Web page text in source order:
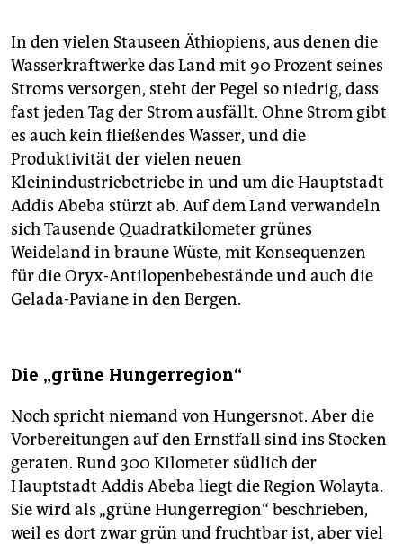
In den vielen Stauseen Äthiopiens, aus denen die
Wasserkraftwerke das Land mit 90 Prozent seines
Stroms versorgen, steht der Pegel so niedrig, dass
fast jeden Tag der Strom ausfällt. Ohne Strom gibt
es auch kein fließendes Wasser, und die
Produktivität der vielen neuen
Kleinindustriebetriebe in und um die Hauptstadt
Addis Abeba stürzt ab. Auf dem Land verwandeln
sich Tausende Quadratkilometer grünes
Weideland in braune Wüste, mit Konsequenzen
für die Oryx-Antilopenbebestände und auch die
Gelada-Paviane in den Bergen.
Die „grüne Hungerregion“
Noch spricht niemand von Hungersnot. Aber die
Vorbereitungen auf den Ernstfall sind ins Stocken
geraten. Rund 300 Kilometer südlich der
Hauptstadt Addis Abeba liegt die Region Wolayta.
Sie wird als „grüne Hungerregion“ beschrieben,
weil es dort zwar grün und fruchtbar ist, aber viel